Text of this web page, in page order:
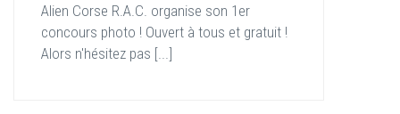
Alien Corse R.A.C. organise son 1er
concours photo ! Ouvert à tous et gratuit !
Alors n'hésitez pas [...]